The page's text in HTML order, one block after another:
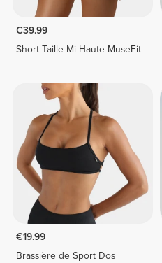
€39.99
Short Taille Mi-Haute MuseFit
€19.99
Brassière de Sport Dos